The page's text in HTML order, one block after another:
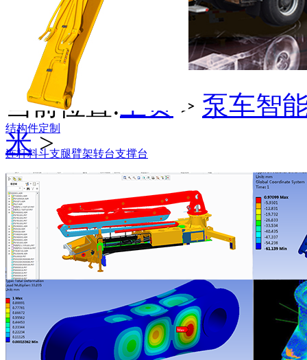
结构件定制
连杆料斗支腿臂架转台支撑台
当前位置: 主页 > 泵车智
米>
全部
五桥国五70米
四桥国五63米
四桥国五58米
三桥国五52米